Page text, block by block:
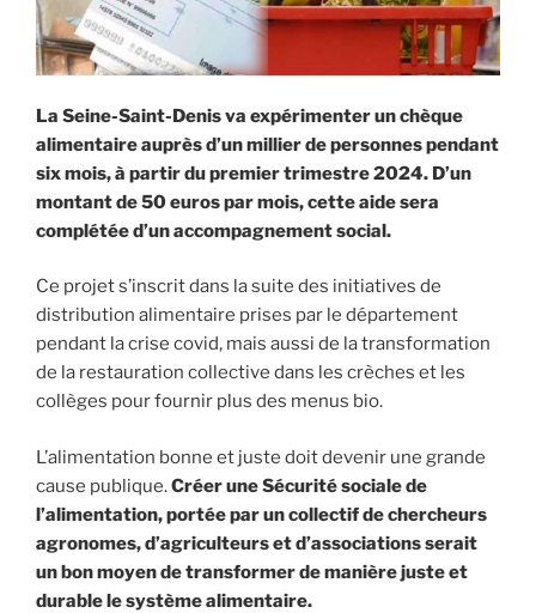
La Seine-Saint-Denis va expérimenter un chèque
alimentaire auprès d’un millier de personnes pendant
six mois, à partir du premier trimestre 2024. D’un
montant de 50 euros par mois, cette aide sera
complétée d’un accompagnement social.
Ce projet s’inscrit dans la suite des initiatives de
distribution alimentaire prises par le département
pendant la crise covid, mais aussi de la transformation
de la restauration collective dans les crèches et les
collèges pour fournir plus des menus bio.
L’alimentation bonne et juste doit devenir une grande
cause publique.Créer une Sécurité sociale de
l’alimentation, portée par un collectif de chercheurs
agronomes, d’agriculteurs et d’associations serait
un bon moyen de transformer de manière juste et
durable le système alimentaire.